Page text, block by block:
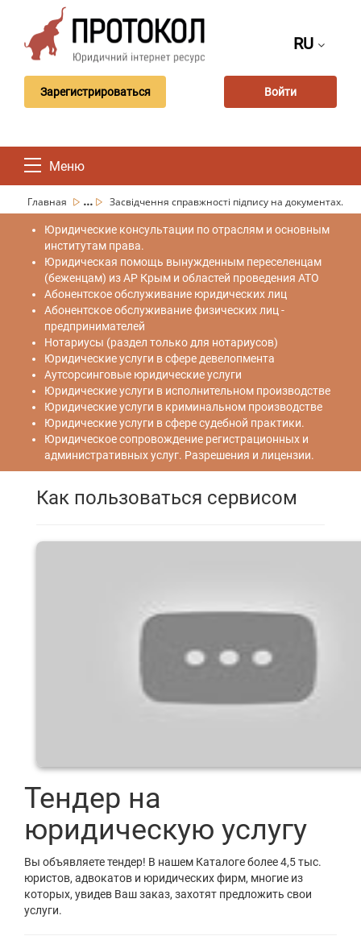
RU
Зарегистрироваться Войти
Меню
Главная ... Засвідчення справжності підпису на документах.
Юридические консультации по отраслям и основным
институтам права.
Юридическая помощь вынужденным переселенцам
(беженцам) из АР Крым и областей проведения АТО
Абонентское обслуживание юридических лиц
Абонентское обслуживание физических лиц -
предпринимателей
Нотариусы (раздел только для нотариусов)
Юридические услуги в сфере девелопмента
Аутсорсинговые юридические услуги
Юридические услуги в исполнительном производстве
Юридические услуги в криминальном производстве
Юридические услуги в сфере судебной практики.
Юридическое сопровождение регистрационных и
административных услуг. Разрешения и лицензии.
Как пользоваться сервисом
Тендер на
юридическую услугу
Вы объявляете тендер! В нашем Каталоге более 4,5 тыс.
юристов, адвокатов и юридических фирм, многие из
которых, увидев Ваш заказ, захотят предложить свои
услуги.